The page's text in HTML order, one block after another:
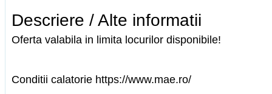
Descriere / Alte informatii
Oferta valabila in limita locurilor disponibile!
Conditii calatorie https://www.mae.ro/